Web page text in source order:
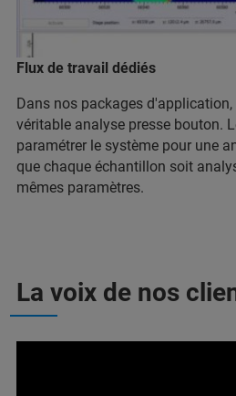
Flux de travail dédiés
Dans nos packages
véritable analyse presse bouton.
paramétrer le système pour une
que chaque échantillon soit
mêmes paramètres.
La voix de nos